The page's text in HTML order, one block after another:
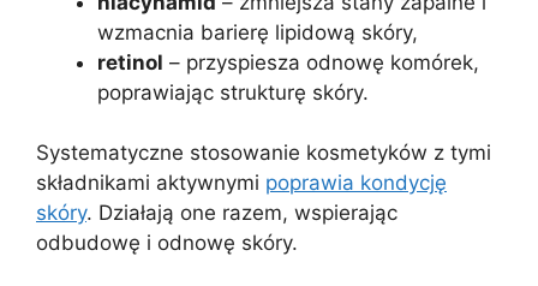
wzmacnia barierę lipidową skóry,
retinol – przyspiesza odnowę komórek,
poprawiając strukturę skóry.
Systematyczne stosowanie kosmetyków z tymi
składnikami aktywnymi poprawia kondycję
skóry. Działają one razem, wspierając
odbudowę i odnowę skóry.